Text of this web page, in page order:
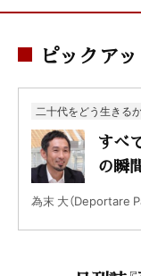
ピックア
二十代をどう生きる
すべ
の瞬
為末 大（Deportare